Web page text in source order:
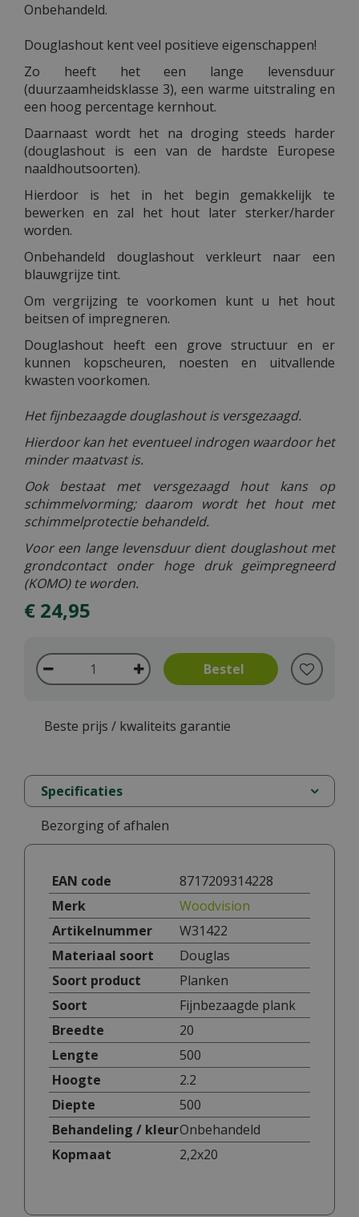
Onbehandeld.
Douglashout kent veel positieve eigenschappen!
Zo heeft het een lange levensduur
(duurzaamheidsklasse 3), een warme uitstraling en
een hoog percentage kernhout.
Daarnaast wordt het na droging steeds harder
(douglashout is een van de hardste Europese
naaldhoutsoorten).
Hierdoor is het in het begin gemakkelijk te
bewerken en zal het hout later sterker/harder
worden.
Onbehandeld douglashout verkleurt naar een
blauwgrijze tint.
Om vergrijzing te voorkomen kunt u het hout
beitsen of impregneren.
Douglashout heeft een grove structuur en er
kunnen kopscheuren, noesten en uitvallende
kwasten voorkomen.
Het fijnbezaagde douglashout is versgezaagd.
Hierdoor kan het eventueel indrogen waardoor het
minder maatvast is.
Ook bestaat met versgezaagd hout kans op
schimmelvorming; daarom wordt het hout met
schimmelprotectie behandeld.
Voor een lange levensduur dient douglashout met
grondcontact onder hoge druk geïmpregneerd
(KOMO) te worden.
€ 24,95
Beste prijs / kwaliteits garantie
Specificaties
Bezorging of afhalen
EAN code
8717209314228
Merk
Woodvision
Artikelnummer
W31422
Materiaal soort
Douglas
Soort product
Planken
Soort
Fijnbezaagde plank
Breedte
20
Lengte
500
Hoogte
2.2
Diepte
500
Behandeling / kleurOnbehandeld
Kopmaat
2,2x20